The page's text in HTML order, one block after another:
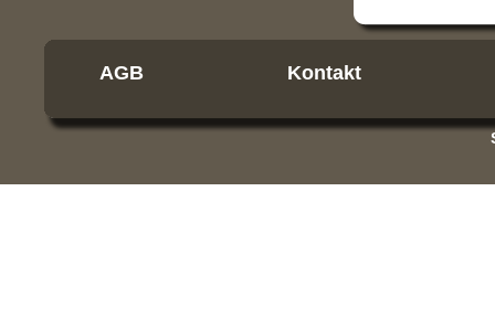
AGB Kontakt